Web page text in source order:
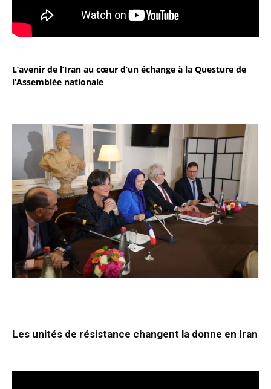
L’avenir de l’Iran au cœur d’un échange à la Questure de
l’Assemblée nationale
Les unités de résistance changent la donne en Iran